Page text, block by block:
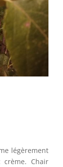
légèrement
crème. Chair